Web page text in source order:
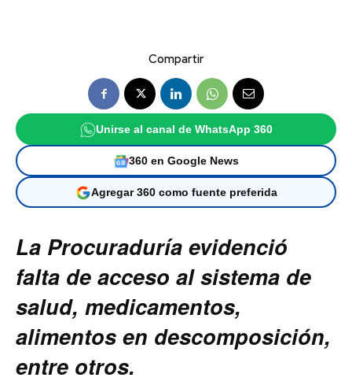
Compartir
Unirse al canal de WhatsApp 360
360 en Google News
Agregar 360 como fuente preferida
La Procuraduría evidenció
falta de acceso al sistema de
salud, medicamentos,
alimentos en descomposición,
entre otros.